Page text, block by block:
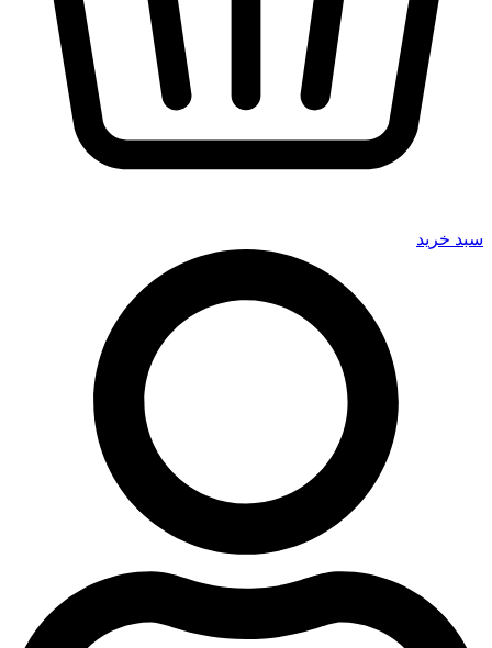
سبد خرید